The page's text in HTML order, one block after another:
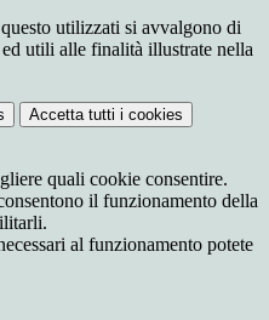
utilizzati si avvalgono di
utili alle finalità illustrate nella
Accetta tutti i cookies
quali cookie consentire.
il funzionamento della
al funzionamento potete